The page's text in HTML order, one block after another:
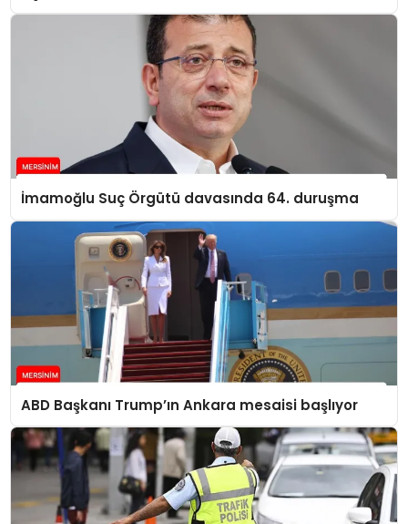
İmamoğlu Suç Örgütü davasında 64. duruşma
ABD Başkanı Trump’ın Ankara mesaisi başlıyor